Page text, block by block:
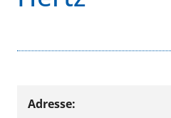
Adresse: